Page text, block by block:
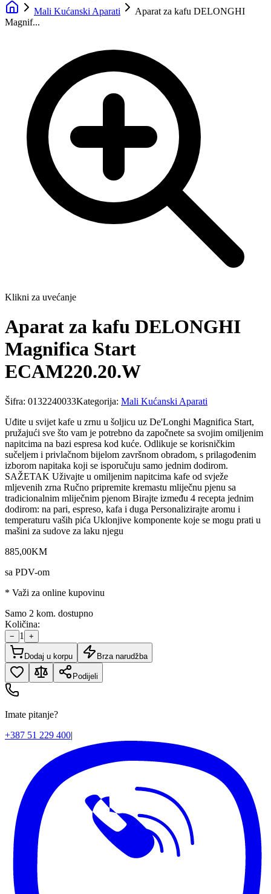
Mali Kućanski Aparati
Aparat za kafu DELONGHI
Magnif...
Klikni za uvećanje
Aparat za kafu DELONGHI
Magnifica Start
ECAM220.20.W
Šifra: 0132240033Kategorija: Mali Kućanski Aparati
Uđite u svijet kafe u zrnu u šoljicu uz De'Longhi Magnifica Start,
pružajući sve što vam je potrebno da započnete sa svojim omiljenim
napitcima na bazi espresa kod kuće. Odlikuje se korisničkim
sučeljem i privlačnom bijelom završnom obradom, s prilagođenim
izborom napitaka koji se isporučuju samo jednim dodirom.
SAŽETAK Uživajte u omiljenim napitcima kafe od svježe
mljevenih zrna Ručno pripremite kremastu mliječnu pjenu sa
tradicionalnim mliječnim pjenom Birajte između 4 recepta jednim
dodirom: na pari, espreso, kafa i duga Personalizirajte aromu i
temperaturu vaših pića Uklonjive komponente koje se mogu prati u
mašini za sudove za laku njegu
885,00KM
sa PDV-om
* Važi za online kupovinu
Samo 2 kom. dostupno
Količina:
− 1 +
Dodaj u korpu Brza narudžba
Podijeli
Imate pitanje?
+387 51 229 400|